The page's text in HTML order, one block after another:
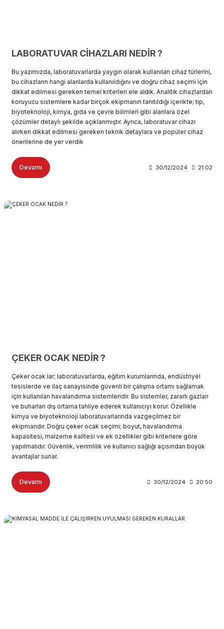
LABORATUVAR CİHAZLARI NEDİR ?
Bu yazımızda, laboratuvarlarda yaygın olarak kullanılan cihaz türlerini,
bu cihazların hangi alanlarda kullanıldığını ve doğru cihaz seçimi için
dikkat edilmesi gereken temel kriterleri ele aldık. Analitik cihazlardan
koruyucu sistemlere kadar birçok ekipmanın tanıtıldığı içerikte; tıp,
biyoteknoloji, kimya, gıda ve çevre bilimleri gibi alanlara özel
çözümler detaylı şekilde açıklanmıştır. Ayrıca, laboratuvar cihazı
alırken dikkat edilmesi gereken teknik detaylara ve popüler cihaz
önerilerine de yer verdik
Devamı 30/12/2024 21:02
ÇEKER OCAK NEDİR ?
Çeker ocak lar; laboratuvarlarda, eğitim kurumlarında, endüstriyel
tesislerde ve ilaç sanayisinde güvenli bir çalışma ortamı sağlamak
için kullanılan havalandırma sistemleridir. Bu sistemler, zararlı gazları
ve buharları dış ortama tahliye ederek kullanıcıyı korur. Özellikle
kimya ve biyoteknoloji laboratuvarlarında vazgeçilmez bir
ekipmandır. Doğru çeker ocak seçimi; boyut, havalandırma
kapasitesi, malzeme kalitesi ve ek özellikler gibi kriterlere göre
yapılmalıdır. Güvenlik, verimlilik ve kullanıcı sağlığı açısından büyük
avantajlar sunar.
Devamı 30/12/2024 20:50